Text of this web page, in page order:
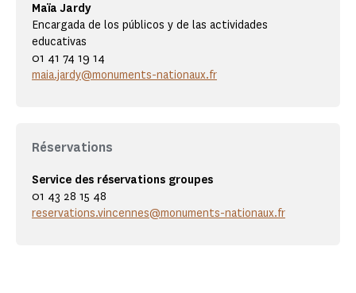
Maïa Jardy
Encargada de los públicos y de las actividades
educativas
01 41 74 19 14
maia.jardy@monuments-nationaux.fr
Réservations
Service des réservations groupes
01 43 28 15 48
reservations.vincennes@monuments-nationaux.fr